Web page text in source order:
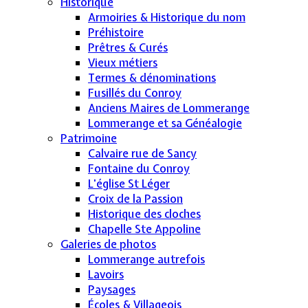
Armoiries & Historique du nom
Préhistoire
Prêtres & Curés
Vieux métiers
Termes & dénominations
Fusillés du Conroy
Anciens Maires de Lommerange
Lommerange et sa Généalogie
Patrimoine
Calvaire rue de Sancy
Fontaine du Conroy
L'église St Léger
Croix de la Passion
Historique des cloches
Chapelle Ste Appoline
Galeries de photos
Lommerange autrefois
Lavoirs
Paysages
Écoles & Villageois